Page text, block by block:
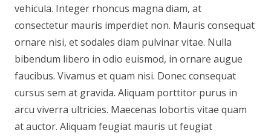
vehicula. Integer rhoncus magna diam, at
consectetur mauris imperdiet non. Mauris consequat
ornare nisi, et sodales diam pulvinar vitae. Nulla
bibendum libero in odio euismod, in ornare augue
faucibus. Vivamus et quam nisi. Donec consequat
cursus sem at gravida. Aliquam porttitor purus in
arcu viverra ultricies. Maecenas lobortis vitae quam
at auctor. Aliquam feugiat mauris ut feugiat